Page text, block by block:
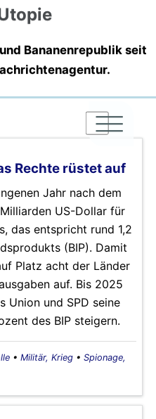
Bananenrepublik seit
|
|
|
Rechte rüstet auf
Jahr nach dem
US-Dollar für
das entspricht rund 1,2
(BIP). Damit
Platz acht der Länder
auf. Bis 2025
Union und SPD seine
des BIP steigern.
• Militär, Krieg • Spionage,